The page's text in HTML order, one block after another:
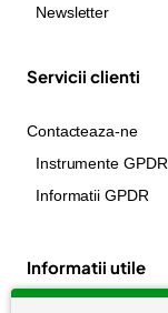
Newsletter
Servicii clienti
Contacteaza-ne
Instrumente GPDR
Informatii GPDR
Informatii utile